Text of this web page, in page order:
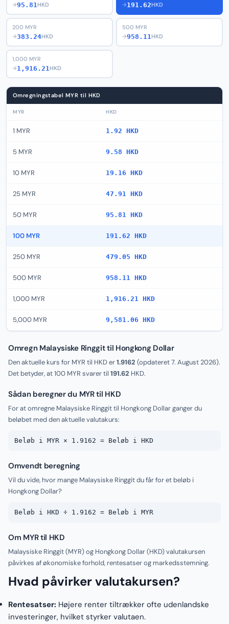
→95.81HKD
→191.62HKD
200 MYR
→383.24HKD
500 MYR
→958.11HKD
1,000 MYR
→1,916.21HKD
Omregningstabel MYR til HKD
MYR HKD
1 MYR 1.92 HKD
5 MYR 9.58 HKD
10 MYR 19.16 HKD
25 MYR 47.91 HKD
50 MYR 95.81 HKD
100 MYR 191.62 HKD
250 MYR 479.05 HKD
500 MYR 958.11 HKD
1,000 MYR 1,916.21 HKD
5,000 MYR 9,581.06 HKD
Omregn Malaysiske Ringgit til Hongkong Dollar
Den aktuelle kurs for MYR til HKD er1.9162 (opdateret7. August 2026).
Det betyder, at 100 MYR svarer til 191.62 HKD.
Sådan beregner du MYR til HKD
For at omregne Malaysiske Ringgit til Hongkong Dollar ganger du
beløbet med den aktuelle valutakurs:
Beløb i MYR × 1.9162 = Beløb i HKD
Omvendt beregning
Vil du vide, hvor mange Malaysiske Ringgit du får for et beløb i
Hongkong Dollar?
Beløb i HKD ÷ 1.9162 = Beløb i MYR
Om MYR til HKD
Malaysiske Ringgit (MYR) og Hongkong Dollar (HKD) valutakursen
påvirkes af økonomiske forhold, rentesatser og markedsstemning.
Hvad påvirker valutakursen?
Rentesatser: Højere renter tiltrækker ofte udenlandske
investeringer, hvilket styrker valutaen.